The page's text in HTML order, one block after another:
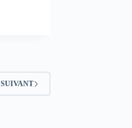
SUIVANT